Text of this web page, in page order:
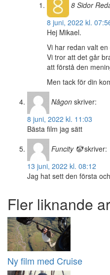
8 Sidor
8 juni, 2022 kl.
Hej Mikael.
Vi har redan valt
Vi tror att det går
att förstå den
Men tack för din
Någon skriver:
8 juni, 2022 kl. 11:03
Bästa film jag sätt
Funcity 🤡 skriver:
13 juni, 2022 kl. 08:12
Jag hat sett den första
Fler liknande
Ny film med Cruise